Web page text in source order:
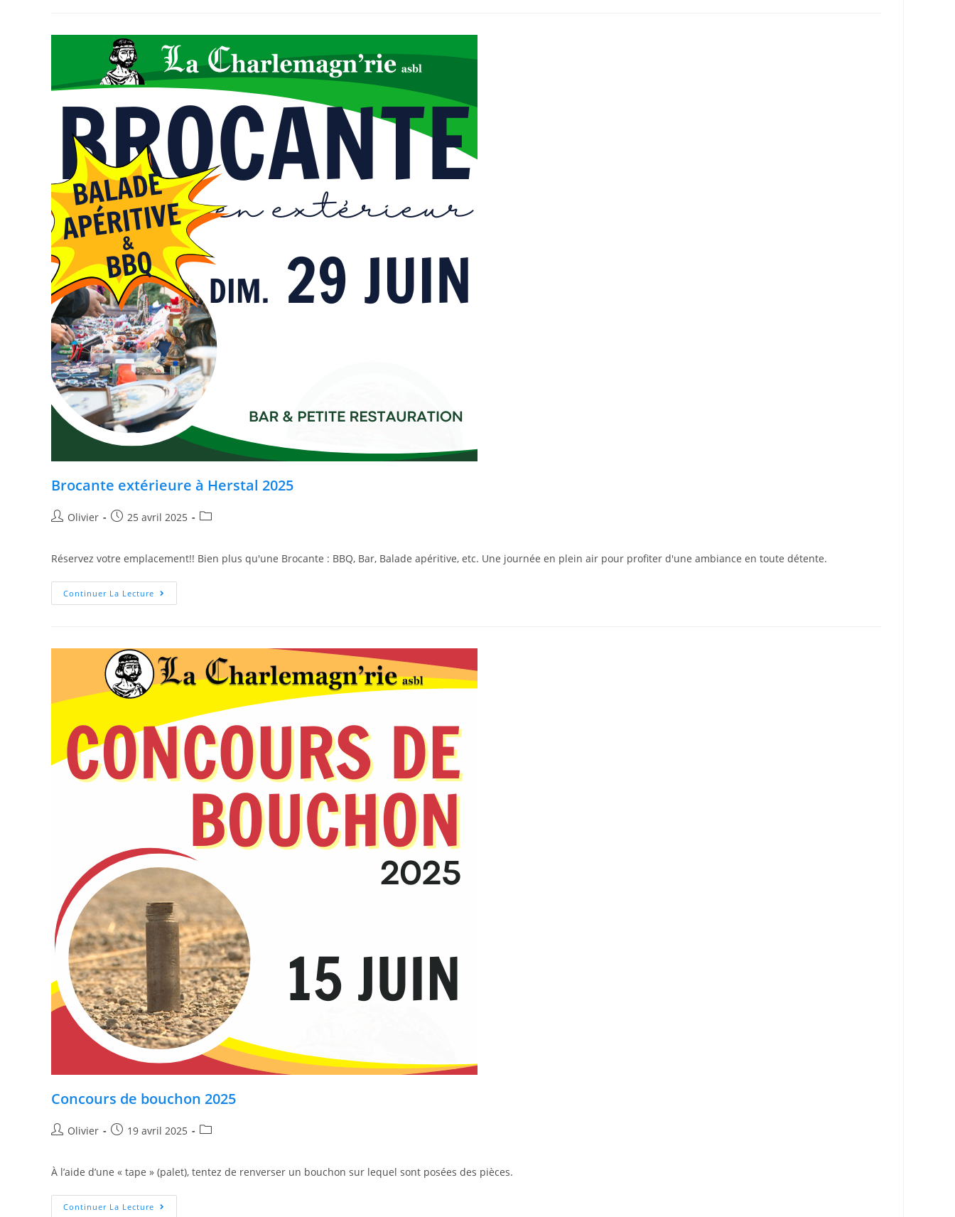
Brocante extérieure à Herstal 2025
Olivier 25 avril 2025
Réservez votre emplacement!! Bien plus qu'une Brocante : BBQ, Bar, Balade apéritive, etc. Une journée en plein air pour profiter d'une ambiance en toute détente.
Continuer La Lecture
Concours de bouchon 2025
Olivier 19 avril 2025
À l’aide d’une « tape » (palet), tentez de renverser un bouchon sur lequel sont posées des pièces.
Continuer La Lecture